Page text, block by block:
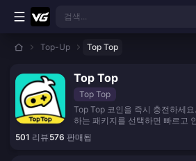
본문으로 바로가기
검색...
Top-Up Top Top
Top Top
Top Top
Top Top 코인을 즉시 충전하세
하는 패키지를 선택하면 빠르고
스가 제공됩니다.
501 리뷰 576 판매됨